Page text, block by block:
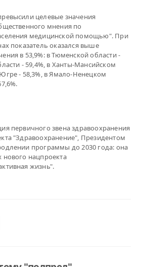
целевые значения
мнения по
медицинской помощью". При
показатель оказался выше
в 53,9%: в Тюменской области -
- 59,4%, в Ханты-Мансийском
- 58,3%, в Ямало-Ненецком
первичного звена здравоохранения
"Здравоохранение", Президентом
программы до 2030 года: она
нацпроекта
жизнь".